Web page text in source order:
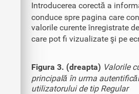
Introducerea corectă a
conduce spre pagina care
valorile curente înregistrate
care pot fi vizualizate şi pe
Figura 3. (dreapta) Valorile
principală în urma
utilizatorului de tip Regular